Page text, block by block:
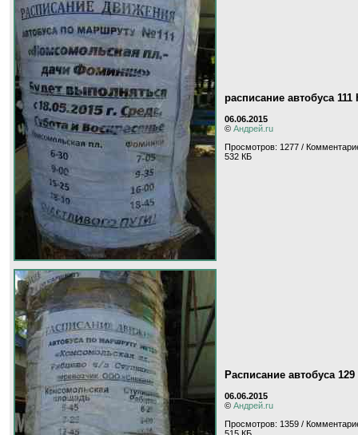
расписание автобуса
06.06.2015
© Андрей.ru
Просмотров: 1277 /
532 КБ
Расписание автобуса
06.06.2015
© Андрей.ru
Просмотров: 1359 /